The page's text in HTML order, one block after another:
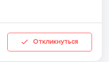
Откликнуться